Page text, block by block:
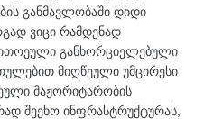
განმავლობაში დიდი
ვიცი რამდენად
განხორციელებული
მიღწეული უმცირესი
მაჟორიტარობის
შეეხო ინფრასტრუქტურას,